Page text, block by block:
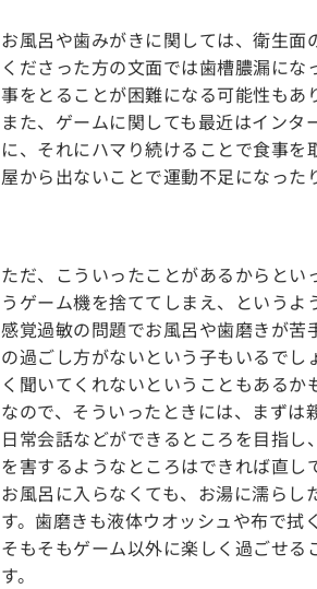
お風呂や歯みがきに関しては、衛生面
くださった方の文面では歯槽膿漏に
事をとることが困難になる可能性もあ
また、ゲームに関しても最近はイン
に、それにハマり続けることで食事
屋から出ないことで運動不足になった
ただ、こういったことがあるからと
うゲーム機を捨ててしまえ、というよ
感覚過敏の問題でお風呂や歯磨きが
の過ごし方がないという子もいるで
く聞いてくれないということもあるか
なので、そういったときには、まず
日常会話などができるところを目指
を害するようなところはできれば直し
お風呂に入らなくても、お湯に濡ら
す。歯磨きも液体ウオッシュや布で拭
そもそもゲーム以外に楽しく過ごせ
す。